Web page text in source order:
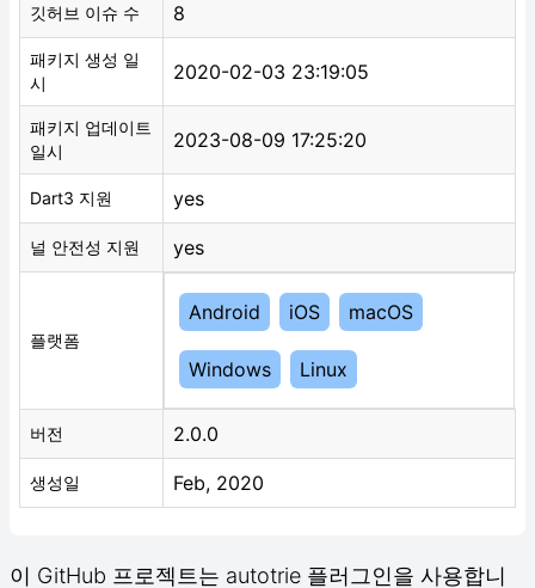
깃허브 이슈 수 8
패키지 생성 일
시
2020-02-03 23:19:05
패키지 업데이트
일시
2023-08-09 17:25:20
Dart3 지원 yes
널 안전성 지원 yes
플랫폼
Android iOS macOS
Windows Linux
버전 2.0.0
생성일 Feb, 2020
이 GitHub 프로젝트는 autotrie 플러그인을 사용합니